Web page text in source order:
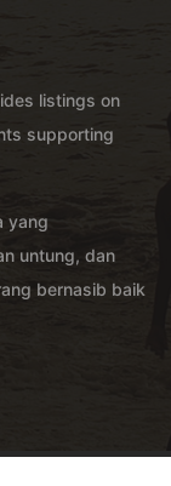
listings on
supporting
yang
untung, dan
bernasib baik